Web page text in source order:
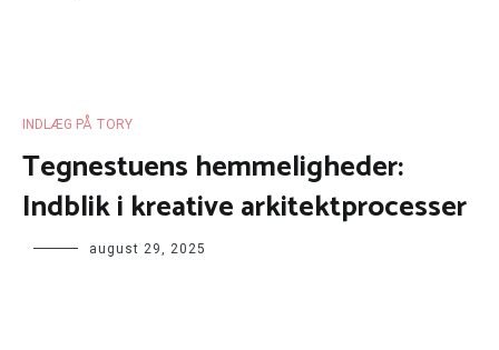
INDLÆG PÅ TORY
Tegnestuens hemmeligheder:
Indblik i kreative arkitektprocesser
august 29, 2025